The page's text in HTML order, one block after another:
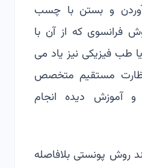
و بستن با چسب
که از آن با
طب فیزیکی نیز یاد می
مستقیم متخصص
آموزش دیده انجام
روش پونستی بلافاصله